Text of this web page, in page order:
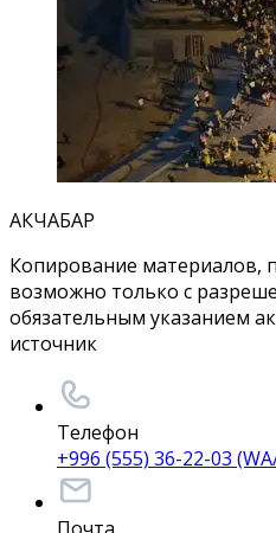
АКЧАБАР
Копирование материалов,
возможно только с
обязательным указанием
источник
Телефон
+996 (555) 36-22-03